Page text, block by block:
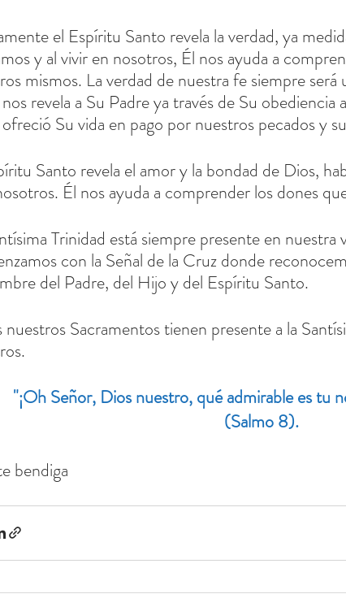
y al vivir en nosotros, Él nos ayuda a
mismos. La verdad de nuestra fe siempre
revela a Su Padre ya través de Su obediencia
Su vida en pago por nuestros pecados y
Santo revela el amor y la bondad de Dios,
Él nos ayuda a comprender los dones
Trinidad está siempre presente en nuestra
con la Señal de la Cruz donde
del Padre, del Hijo y del Espíritu Santo.
nuestros Sacramentos tienen presente a la
"¡Oh Señor, Dios nuestro, qué admirable es tu
(Salmo 8).
bendiga